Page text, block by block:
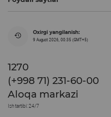
Oxirgi yangilanish:
9 August 2026, 00:35 (GMT+5)
1270
(+998 71) 231-60-00
Aloqa markazi
Ish tartibi: 24/7